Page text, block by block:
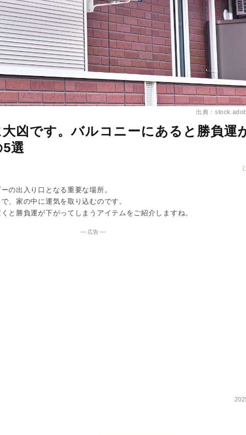
出典：
凶です。バルコニーにあると勝負運
5選
の出入り口となる重要な場所。
、家の中に運気を取り込むのです。
と勝負運が下がってしまうアイテムをご紹介しますね。
― 広告 ―